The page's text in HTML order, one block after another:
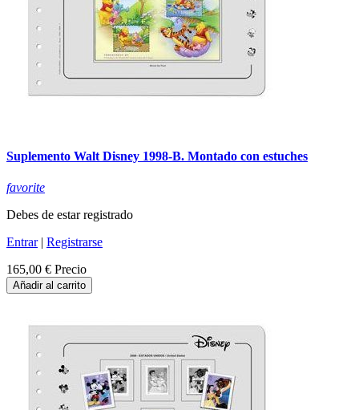
Suplemento Walt Disney 1998-B. Montado con estuches
favorite
Debes de estar registrado
Entrar| Registrarse
165,00 € Precio
Añadir al carrito